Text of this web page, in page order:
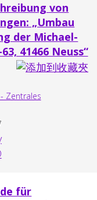
von
„Umbau
der Michael-
41466 Neuss“
Zentrales
für